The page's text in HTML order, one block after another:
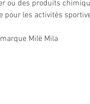
ou des produits
pour les activités
Milë Mila